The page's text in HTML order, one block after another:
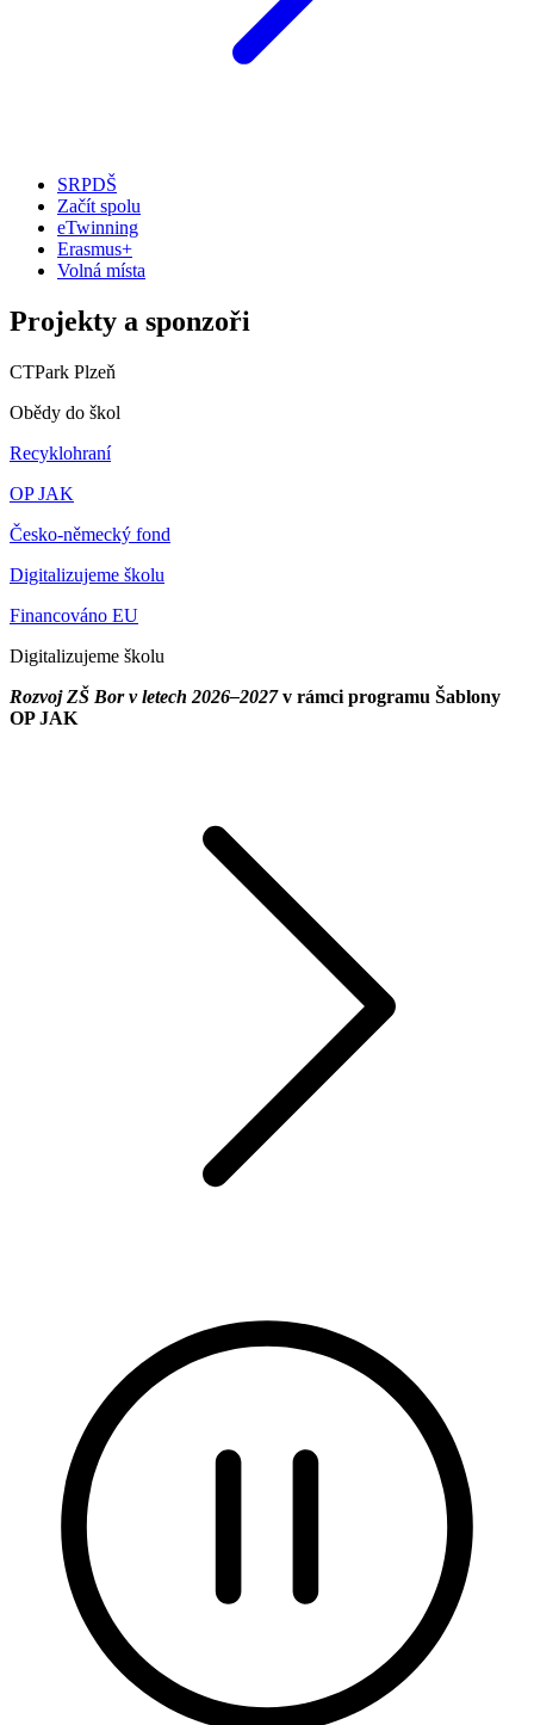
SRPDŠ
Začít spolu
eTwinning
Erasmus+
Volná místa
Projekty a sponzoři
CTPark Plzeň
Obědy do škol
Recyklohraní
OP JAK
Česko-německý fond
Digitalizujeme školu
Financováno EU
Digitalizujeme školu
Rozvoj ZŠ Bor v letech 2026–2027v rámci programu Šablony
OP JAK